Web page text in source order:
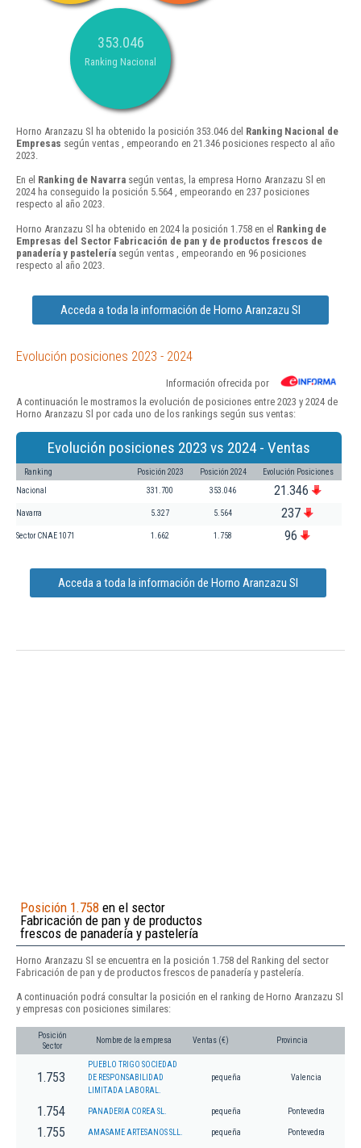
353.046
Ranking Nacional
Horno Aranzazu Sl ha obtenido la posición 353.046 del Ranking Nacional de
Empresas según ventas , empeorando en 21.346 posiciones respecto al año
2023.
En el Ranking de Navarra según ventas, la empresa Horno Aranzazu Sl en
2024 ha conseguido la posición 5.564 , empeorando en 237 posiciones
respecto al año 2023.
Horno Aranzazu Sl ha obtenido en 2024 la posición 1.758 en el Ranking de
Empresas del Sector Fabricación de pan y de productos frescos de
panadería y pastelería según ventas , empeorando en 96 posiciones
respecto al año 2023.
Acceda a toda la información de Horno Aranzazu Sl
Evolución posiciones 2023 - 2024
Información ofrecida por
A continuación le mostramos la evolución de posiciones entre 2023 y 2024 de
Horno Aranzazu Sl por cada uno de los rankings según sus ventas:
Evolución posiciones 2023 vs 2024 - Ventas
Ranking Posición 2023 Posición 2024 Evolución Posiciones
Nacional 331.700 353.046 21.346
Navarra 5.327 5.564 237
Sector CNAE 1071 1.662 1.758 96
Acceda a toda la información de Horno Aranzazu Sl
Posición 1.758 en el sector
Fabricación de pan y de productos
frescos de panadería y pastelería
Horno Aranzazu Sl se encuentra en la posición 1.758 del Ranking del sector
Fabricación de pan y de productos frescos de panadería y pastelería.
A continuación podrá consultar la posición en el ranking de Horno Aranzazu Sl
y empresas con posiciones similares:
Posición
Sector
Nombre de la empresa Ventas (€) Provincia
1.753
PUEBLO TRIGO SOCIEDAD
DE RESPONSABILIDAD
LIMITADA LABORAL.
pequeña Valencia
1.754 PANADERIA COREA SL. pequeña Pontevedra
1.755 AMASAME ARTESANOS SLL. pequeña Pontevedra